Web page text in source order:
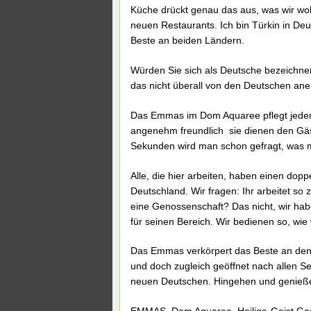
Küche drückt genau das aus, was wir
neuen Restaurants. Ich bin Türkin in
Beste an beiden Ländern.
Würden Sie sich als Deutsche
das nicht überall von den Deutschen
Das Emmas im Dom Aquaree pflegt
angenehm freundlich  sie dienen den
Sekunden wird man schon gefragt, was
Alle, die hier arbeiten, haben einen
Deutschland. Wir fragen: Ihr arbeitet
eine Genossenschaft? Das nicht, wir
für seinen Bereich. Wir bedienen so, wie
Das Emmas verkörpert das Beste an
und doch zugleich geöffnet nach allen
neuen Deutschen. Hingehen und